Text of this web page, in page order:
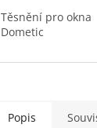
Těsnění pro okna
Dometic
Popis